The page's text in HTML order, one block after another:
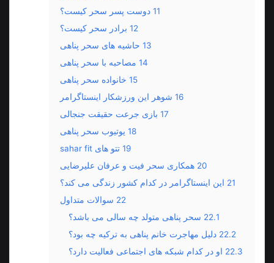
11 دوست پسر سحر کیست؟
12 برادر سحر کیست؟
13 حاشیه های سحر پناهی
14 مصاحبه با سحر پناهی
15 خانواده سحر پناهی
16 شوهر این ورزشکار اینستاگرامر
17 بازی جرعت حقیقت جنجالی
18 یوتیوب سحر پناهی
19 تتو های sahar fit
20 همکاری سحر فیت و عرفان علیرضایی
21 این اینستاگرامر در کدام کشور زندگی می کند؟
22 سوالات متداول
22.1 سحر پناهی متولد چه سالی می باشد؟
22.2 دلیل مهاجرت خانم پناهی به ترکیه چه بود؟
22.3 او در کدام شبکه های اجتماعی فعالیت دارد؟